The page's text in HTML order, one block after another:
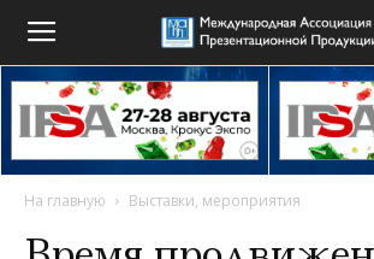
На главную Выставки, мероприятия